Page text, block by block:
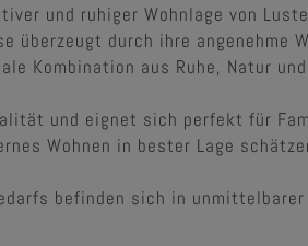
und ruhiger Wohnlage von
überzeugt durch ihre angenehme
Kombination aus Ruhe, Natur
und eignet sich perfekt für
Wohnen in bester Lage
befinden sich in unmittelbarer